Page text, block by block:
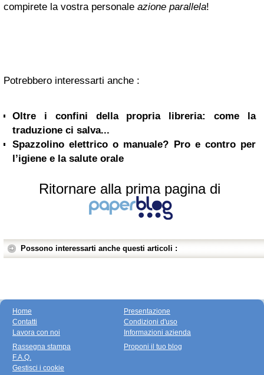
compirete la vostra personale azione parallela!
Potrebbero interessarti anche :
Oltre i confini della propria libreria: come la
traduzione ci salva...
Spazzolino elettrico o manuale? Pro e contro per
l’igiene e la salute orale
Ritornare alla prima pagina di
Possono interessarti anche questi articoli :
Home
Contatti
Lavora con noi
Presentazione
Condizioni d'uso
Informazioni azienda
Rassegna stampa
F.A.Q.
Gestisci i cookie
Proponi il tuo blog